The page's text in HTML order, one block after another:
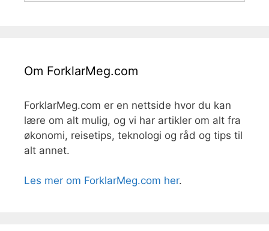
Om ForklarMeg.com
ForklarMeg.com er en nettside hvor du kan
lære om alt mulig, og vi har artikler om alt fra
økonomi, reisetips, teknologi og råd og tips til
alt annet.
Les mer om ForklarMeg.com her.